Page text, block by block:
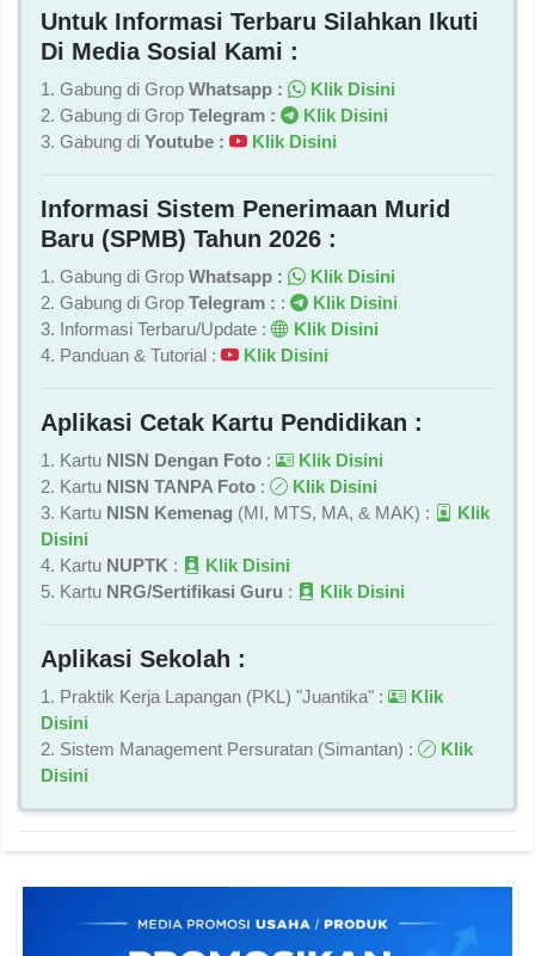
Untuk Informasi Terbaru Silahkan Ikuti
Di Media Sosial Kami :
1. Gabung di Grop Whatsapp :
Klik Disini
2. Gabung di Grop Telegram :
Klik Disini
3. Gabung di Youtube : Klik Disini
Informasi Sistem Penerimaan Murid
Baru (SPMB) Tahun 2026 :
1. Gabung di Grop Whatsapp :
Klik Disini
2. Gabung di Grop Telegram : :
Klik Disini
3. Informasi Terbaru/Update :
Klik Disini
4. Panduan & Tutorial :
Klik Disini
Aplikasi Cetak Kartu Pendidikan :
1. Kartu NISN Dengan Foto :
Klik Disini
2. Kartu NISN TANPA Foto :
Klik Disini
3. Kartu NISN Kemenag (MI, MTS, MA, & MAK) :
Klik
Disini
4. Kartu NUPTK :
Klik Disini
5. Kartu NRG/Sertifikasi Guru : Klik Disini
Aplikasi Sekolah :
1. Praktik Kerja Lapangan (PKL) "Juantika" :
Klik
Disini
2. Sistem Management Persuratan (Simantan) :
Klik
Disini